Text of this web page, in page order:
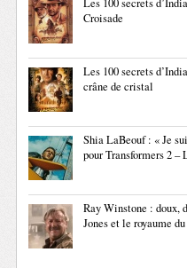
Les 100 secrets
Croisade
Les 100 secrets
crâne de cristal
Shia LaBeouf : « Je
pour Transformers 2 –
Ray Winstone : doux,
Jones et le royaume